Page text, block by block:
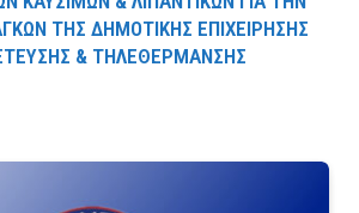
ΤΗΣ ΔΗΜΟΤΙΚΗΣ ΕΠΙΧΕΙΡΗΣΗΣ
& ΤΗΛΕΘΕΡΜΑΝΣΗΣ